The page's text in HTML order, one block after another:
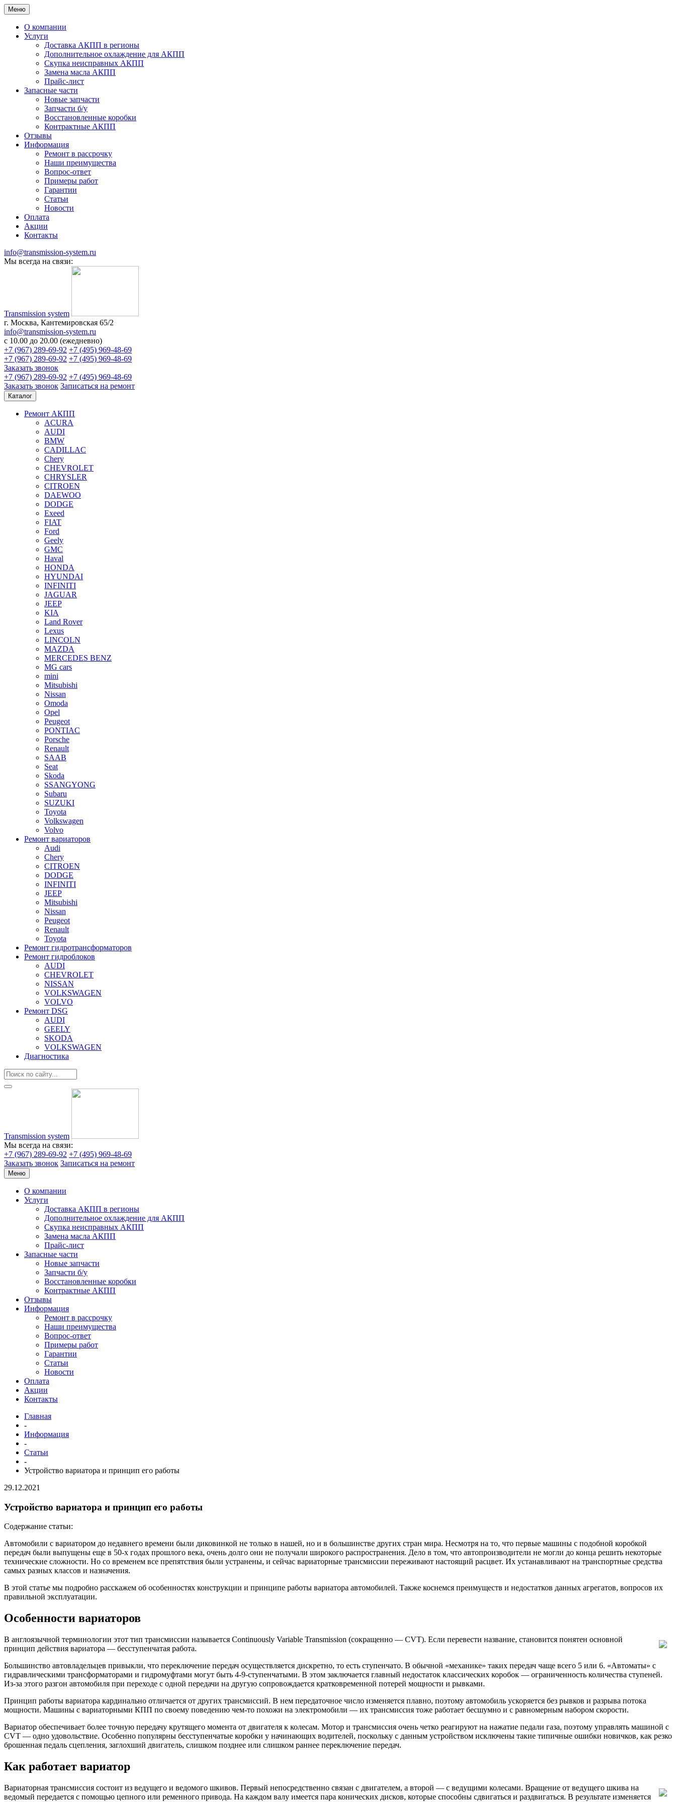
Меню
О компании
Услуги
Доставка АКПП в регионы
Дополнительное охлаждение для АКПП
Скупка неисправных АКПП
Замена масла АКПП
Прайс-лист
Запасные части
Новые запчасти
Запчасти б/у
Восстановленные коробки
Контрактные АКПП
Отзывы
Информация
Ремонт в рассрочку
Наши преимущества
Вопрос-ответ
Примеры работ
Гарантии
Статьи
Новости
Оплата
Акции
Контакты
info@transmission-system.ru
Мы всегда на связи:
Transmission system
г. Москва, Кантемировская 65/2
info@transmission-system.ru
с 10.00 до 20.00 (ежедневно)
+7 (967) 289-69-92 +7 (495) 969-48-69
+7 (967) 289-69-92 +7 (495) 969-48-69
Заказать звонок
+7 (967) 289-69-92 +7 (495) 969-48-69
Заказать звонок Записаться на ремонт
Каталог
Ремонт АКПП
ACURA
AUDI
BMW
CADILLAC
Chery
CHEVROLET
CHRYSLER
CITROEN
DAEWOO
DODGE
Exeed
FIAT
Ford
Geely
GMC
Haval
HONDA
HYUNDAI
INFINITI
JAGUAR
JEEP
KIA
Land Rover
Lexus
LINCOLN
MAZDA
MERCEDES BENZ
MG cars
mini
Mitsubishi
Nissan
Omoda
Opel
Peugeot
PONTIAC
Porsche
Renault
SAAB
Seat
Skoda
SSANGYONG
Subaru
SUZUKI
Toyota
Volkswagen
Volvo
Ремонт вариаторов
Audi
Chery
CITROEN
DODGE
INFINITI
JEEP
Mitsubishi
Nissan
Peugeot
Renault
Toyota
Ремонт гидротрансформаторов
Ремонт гидроблоков
AUDI
CHEVROLET
NISSAN
VOLKSWAGEN
VOLVO
Ремонт DSG
AUDI
GEELY
SKODA
VOLKSWAGEN
Диагностика
Transmission system
Мы всегда на связи:
+7 (967) 289-69-92 +7 (495) 969-48-69
Заказать звонок Записаться на ремонт
Меню
О компании
Услуги
Доставка АКПП в регионы
Дополнительное охлаждение для АКПП
Скупка неисправных АКПП
Замена масла АКПП
Прайс-лист
Запасные части
Новые запчасти
Запчасти б/у
Восстановленные коробки
Контрактные АКПП
Отзывы
Информация
Ремонт в рассрочку
Наши преимущества
Вопрос-ответ
Примеры работ
Гарантии
Статьи
Новости
Оплата
Акции
Контакты
Главная
-
Информация
-
Статьи
-
Устройство вариатора и принцип его работы
29.12.2021
Устройство вариатора и принцип его работы
Содержание статьи:
Автомобили с вариатором до недавнего времени были диковинкой не только в нашей, но и в большинстве других стран мира. Несмотря на то, что первые машины с подобной коробкой
передач были выпущены еще в 50-х годах прошлого века, очень долго они не получали широкого распространения. Дело в том, что автопроизводители не могли до конца решить некоторые
технические сложности. Но со временем все препятствия были устранены, и сейчас вариаторные трансмиссии переживают настоящий расцвет. Их устанавливают на транспортные средства
самых разных классов и назначения.
В этой статье мы подробно расскажем об особенностях конструкции и принципе работы вариатора автомобилей. Также коснемся преимуществ и недостатков данных агрегатов, вопросов их
правильной эксплуатации.
Особенности вариаторов
В англоязычной терминологии этот тип трансмиссии называется Continuously Variable Transmission (сокращенно — CVT). Если перевести название, становится понятен основной
принцип действия вариатора — бесступенчатая работа.
Большинство автовладельцев привыкли, что переключение передач осуществляется дискретно, то есть ступенчато. В обычной «механике» таких передач чаще всего 5 или 6. «Автоматы» с
гидравлическими трансформаторами и гидромуфтами могут быть 4-9-ступенчатыми. В этом заключается главный недостаток классических коробок — ограниченность количества ступеней.
Из-за этого разгон автомобиля при переходе с одной передачи на другую сопровождается кратковременной потерей мощности и рывками.
Принцип работы вариатора кардинально отличается от других трансмиссий. В нем передаточное число изменяется плавно, поэтому автомобиль ускоряется без рывков и разрыва потока
мощности. Машины с вариаторными КПП по своему поведению чем-то похожи на электромобили — их трансмиссия тоже работает бесшумно и с равномерным набором скорости.
Вариатор обеспечивает более точную передачу крутящего момента от двигателя к колесам. Мотор и трансмиссия очень четко реагируют на нажатие педали газа, поэтому управлять машиной с
CVT — одно удовольствие. Особенно популярны бесступенчатые коробки у начинающих водителей, поскольку с данным устройством исключены такие типичные ошибки новичков, как резко
брошенная педаль сцепления, заглохший двигатель, слишком позднее или слишком раннее переключение передач.
Как работает вариатор
Вариаторная трансмиссия состоит из ведущего и ведомого шкивов. Первый непосредственно связан с двигателем, а второй — с ведущими колесами. Вращение от ведущего шкива на
ведомый передается с помощью цепного или ременного привода. На каждом валу имеется пара конических дисков, которые способны сдвигаться и раздвигаться. В результате изменяется